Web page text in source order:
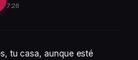
7:26
tu casa, aunque esté